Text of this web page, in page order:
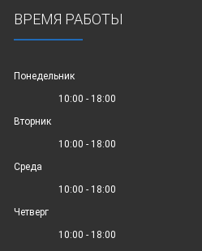
ВРЕМЯ РАБОТЫ
Понедельник
10:00 - 18:00
Вторник
10:00 - 18:00
Среда
10:00 - 18:00
Четверг
10:00 - 18:00